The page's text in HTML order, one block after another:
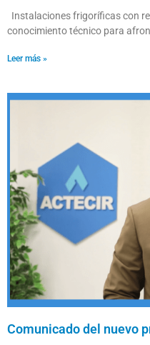
Instalaciones frigoríficas con
conocimiento técnico para
Leer más »
Comunicado del nuevo